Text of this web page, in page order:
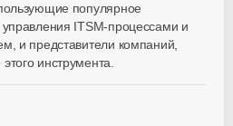
популярное
ITSM-процессами и
и представители компаний,
инструмента.